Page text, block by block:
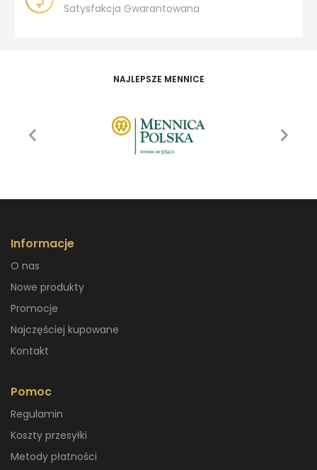
Satysfakcja Gwarantowana
NAJLEPSZE MENNICE
Informacje
O nas
Nowe produkty
Promocje
Najczęściej kupowane
Kontakt
Pomoc
Regulamin
Koszty przesyłki
Metody płatności